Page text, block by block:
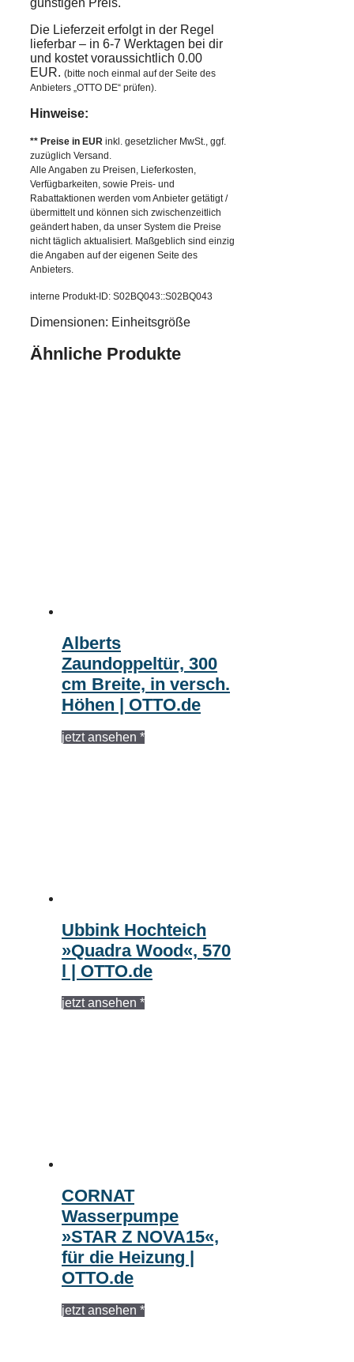
Die Lieferzeit erfolgt in der Regel
lieferbar – in 6-7 Werktagen bei dir
und kostet voraussichtlich 0.00
EUR. (bitte noch einmal auf der Seite des
Anbieters „OTTO DE“ prüfen).
Hinweise:
** Preise in EUR inkl. gesetzlicher MwSt., ggf.
zuzüglich Versand.
Alle Angaben zu Preisen, Lieferkosten,
Verfügbarkeiten, sowie Preis- und
Rabattaktionen werden vom Anbieter getätigt /
übermittelt und können sich zwischenzeitlich
geändert haben, da unser System die Preise
nicht täglich aktualisiert. Maßgeblich sind einzig
die Angaben auf der eigenen Seite des
Anbieters.
interne Produkt-ID: S02BQ043::S02BQ043
Dimensionen: Einheitsgröße
Ähnliche Produkte
Alberts
Zaundoppeltür, 300
cm Breite, in versch.
Höhen | OTTO.de
jetzt ansehen *
Ubbink Hochteich
»Quadra Wood«, 570
l | OTTO.de
jetzt ansehen *
CORNAT
Wasserpumpe
»STAR Z NOVA15«,
für die Heizung |
OTTO.de
jetzt ansehen *